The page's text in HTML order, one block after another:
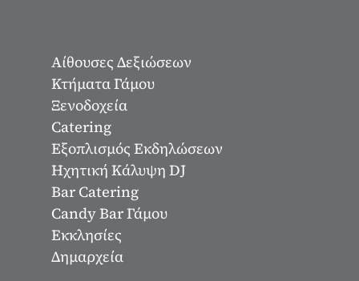
Αίθουσες Δεξιώσεων
Κτήματα Γάμου
Ξενοδοχεία
Catering
Εξοπλισμός Εκδηλώσεων
Ηχητική Κάλυψη DJ
Bar Catering
Candy Bar Γάμου
Εκκλησίες
Δημαρχεία